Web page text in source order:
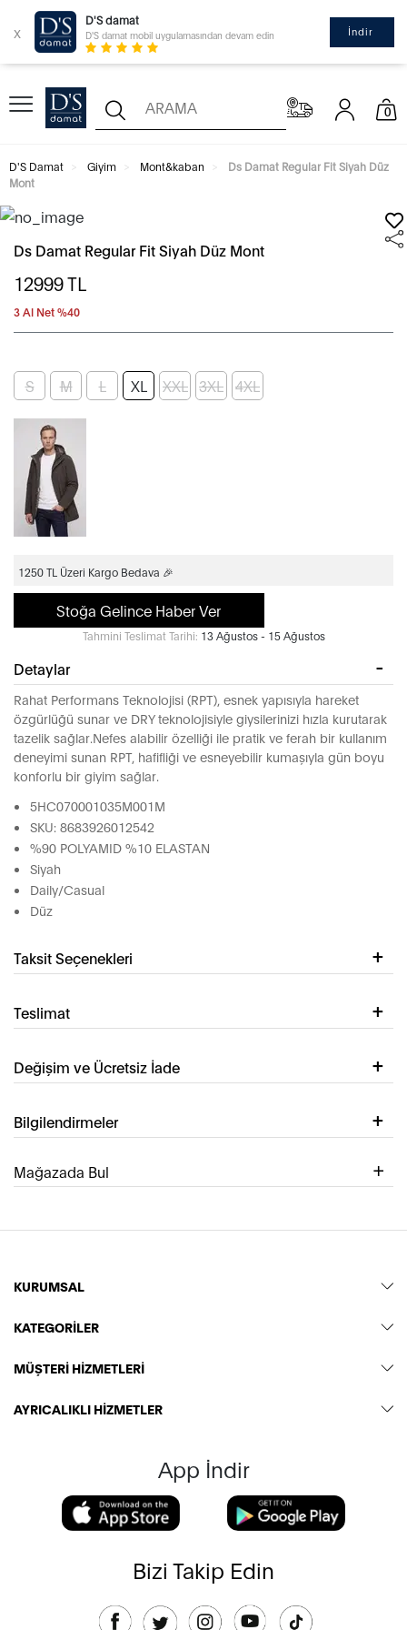
x
D'S damat
D'S damat mobil uygulamasından devam edin İndir
0
D'S Damat Giyim Mont&kaban
Ds Damat Regular Fit Siyah Düz
Mont
Ds Damat Regular Fit Siyah Düz Mont
12999TL
3 Al Net %40
S M L XL XXL 3XL 4XL
1250 TL Üzeri Kargo Bedava 🎉
Stoğa Gelince Haber Ver
Tahmini Teslimat Tarihi: 13 Ağustos - 15 Ağustos
Detaylar
Rahat Performans Teknolojisi (RPT), esnek yapısıyla hareket
özgürlüğü sunar ve DRY teknolojisiyle giysilerinizi hızla kurutarak
tazelik sağlar.Nefes alabilir özelliği ile pratik ve ferah bir kullanım
deneyimi sunan RPT, hafifliği ve esneyebilir kumaşıyla gün boyu
konforlu bir giyim sağlar.
5HC070001035M001M
SKU: 8683926012542
%90 POLYAMID %10 ELASTAN
Siyah
Daily/Casual
Düz
Taksit Seçenekleri
Teslimat
Değişim ve Ücretsiz İade
Bilgilendirmeler
Mağazada Bul
KURUMSAL
KATEGORİLER
MÜŞTERİ HİZMETLERİ
AYRICALIKLI HİZMETLER
App İndir
Bizi Takip Edin